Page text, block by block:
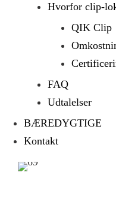
Hvorfor clip-
QIK Clip
FAQ
Udtalelser
BÆREDYGTIGE
Kontakt